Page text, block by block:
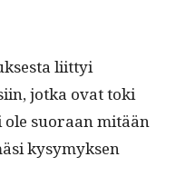
liit­tyi
jot­ka ovat toki
suo­raan mitään
kysymyk­sen